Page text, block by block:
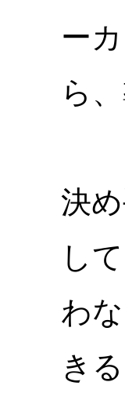
ー
ら
決
し
わ
き